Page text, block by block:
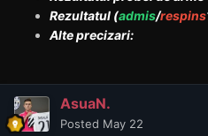
Rezultatul (admis/respins
Alte precizari:
AsuaN.
Posted May 22